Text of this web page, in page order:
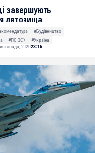
завершують
летовища
#Будівництво
#ПС ЗСУ
#Україна
202023:16